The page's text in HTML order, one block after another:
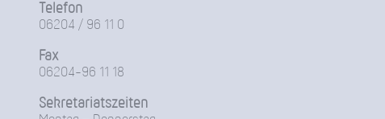
Telefon
06204 / 96 11 0
Fax
06204-96 11 18
Sekretariatszeiten